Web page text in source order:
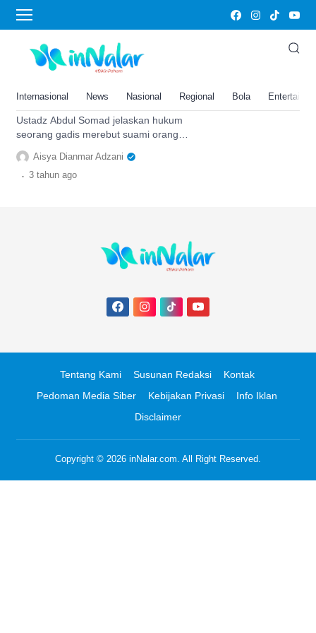
Internasional News Nasional Regional Bola
hukum merebut suami orang
Pesan Serius Tapi Lucu dari
Ustadz Abdul Somad Tentang
dalam Pandangan Islam
Ustadz Abdul Somad jelaskan hukum
seorang gadis merebut suami orang
dalam pandangan Islam dan solusi bagi
istri yang mengalaminya
Aisya Dianmar Adzani
. 3 tahun ago
Tentang Kami Susunan Redaksi
Kontak
Pedoman Media Siber
Kebijakan Privasi
Info Iklan
Disclaimer
Copyright © 2026 inNalar.com. All Right Reserved.